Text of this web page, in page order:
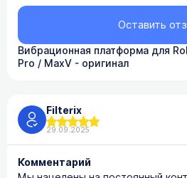
Вибрационная платформа для
Pro / MaxV - оригинал
Оставить
Filterix
29.09.2025
Комментарий